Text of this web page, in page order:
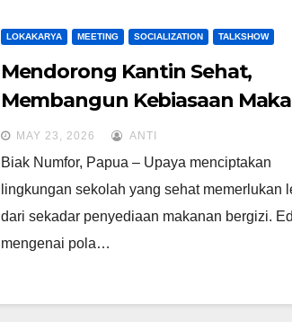
LOKAKARYA MEETING SOCIALIZATION TALKSHOW
Mendorong Kantin Sehat,
Membangun Kebiasaan
Bergizi di Sekolah
MAY 23, 2026 ANTI
Biak Numfor, Papua – Upaya menciptakan
lingkungan sekolah yang sehat memerlukan
dari sekadar penyediaan makanan bergizi.
mengenai pola…